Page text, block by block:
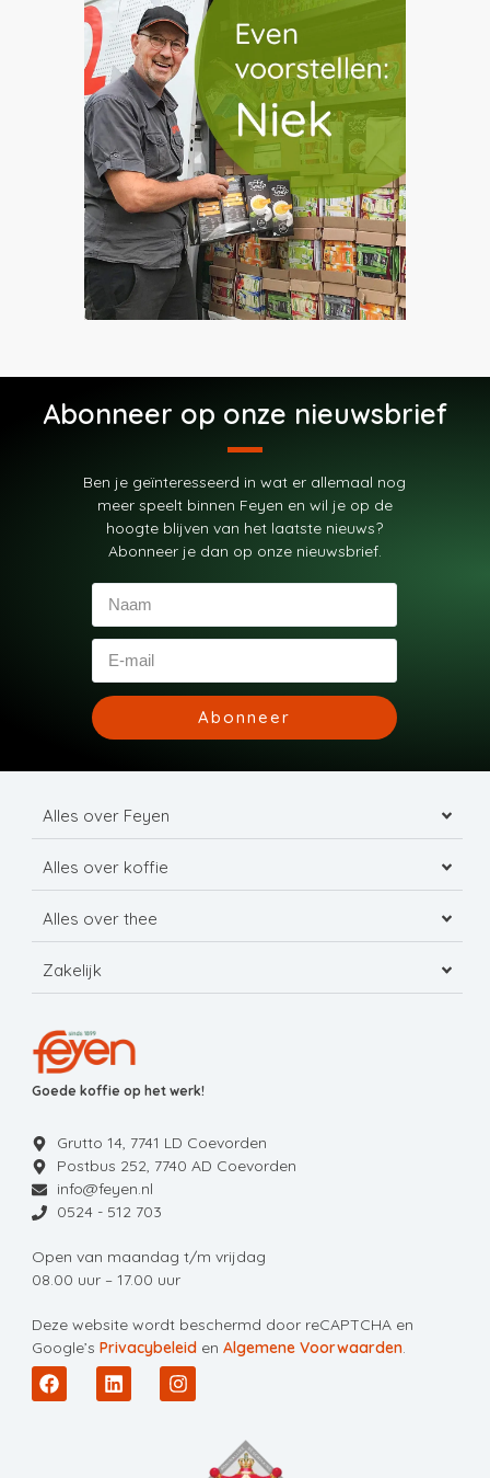
Abonneer op onze nieuwsbrief
Ben je geïnteresseerd in wat er allemaal nog
meer speelt binnen Feyen en wil je op de
hoogte blijven van het laatste nieuws?
Abonneer je dan op onze nieuwsbrief.
Abonneer
Alles over Feyen
Alles over koffie
Alles over thee
Zakelijk
Goede koffie op het werk!
Grutto 14, 7741 LD Coevorden
Postbus 252, 7740 AD Coevorden
info@feyen.nl
0524 - 512 703
Open van maandag t/m vrijdag
08.00 uur – 17.00 uur
Deze website wordt beschermd door reCAPTCHA en
Google’sPrivacybeleid enAlgemene Voorwaarden